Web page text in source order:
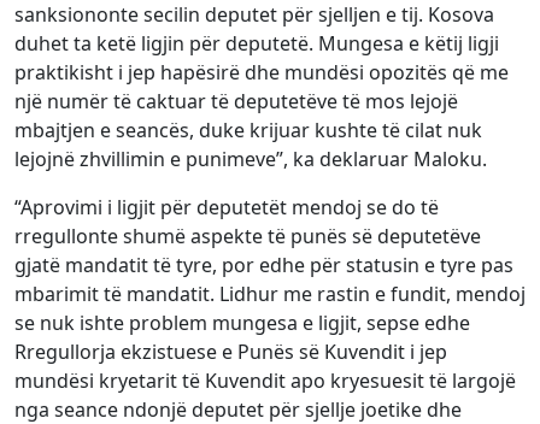
sanksiononte secilin deputet për sjelljen e tij. Kosova
duhet ta ketë ligjin për deputetë. Mungesa e këtij ligji
praktikisht i jep hapësirë dhe mundësi opozitës që me
një numër të caktuar të deputetëve të mos lejojë
mbajtjen e seancës, duke krijuar kushte të cilat nuk
lejojnë zhvillimin e punimeve”, ka deklaruar Maloku.
“Aprovimi i ligjit për deputetët mendoj se do të
rregullonte shumë aspekte të punës së deputetëve
gjatë mandatit të tyre, por edhe për statusin e tyre pas
mbarimit të mandatit. Lidhur me rastin e fundit, mendoj
se nuk ishte problem mungesa e ligjit, sepse edhe
Rregullorja ekzistuese e Punës së Kuvendit i jep
mundësi kryetarit të Kuvendit apo kryesuesit të largojë
nga seance ndonjë deputet për sjellje joetike dhe